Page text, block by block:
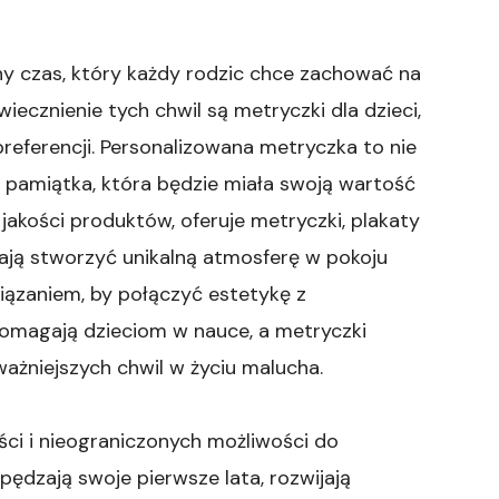
czas, który każdy rodzic chce zachować na
tych chwil są metryczki dla dzieci,
Personalizowana metryczka to nie
która będzie miała swoją wartość
produktów, oferuje metryczki, plakaty
stworzyć unikalną atmosferę w pokoju
by połączyć estetykę z
dzieciom w nauce, a metryczki
chwil w życiu malucha.
i nieograniczonych możliwości do
swoje pierwsze lata, rozwijają